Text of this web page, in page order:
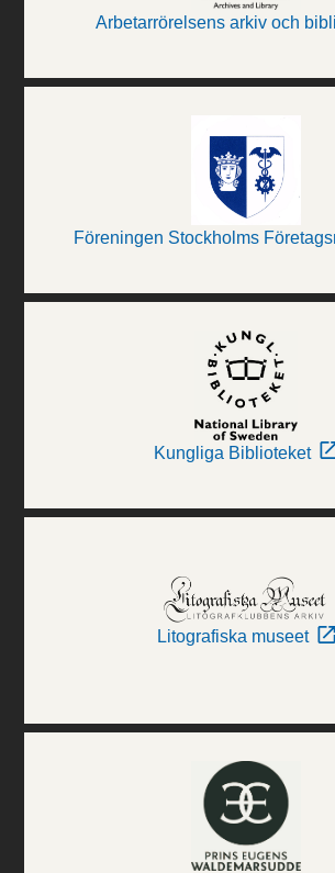
Arbetarrörelsens arkiv och
Föreningen Stockholms
Kungliga Biblioteket
Litografiska museet